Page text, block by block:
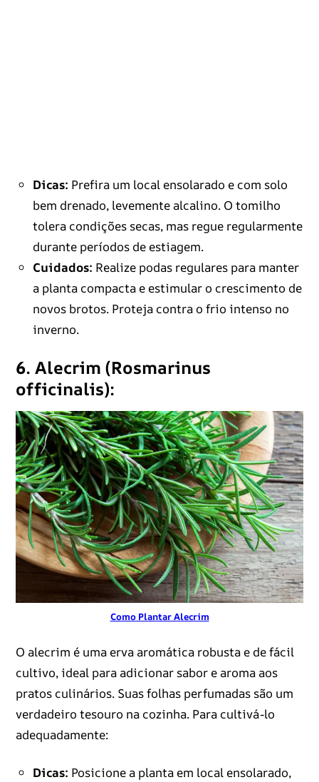
Dicas: Prefira um local ensolarado e com solo
bem drenado, levemente alcalino. O tomilho
tolera condições secas, mas regue regularmente
durante períodos de estiagem.
Cuidados: Realize podas regulares para manter
a planta compacta e estimular o crescimento de
novos brotos. Proteja contra o frio intenso no
inverno.
6. Alecrim (Rosmarinus
officinalis):
Como Plantar Alecrim
O alecrim é uma erva aromática robusta e de fácil
cultivo, ideal para adicionar sabor e aroma aos
pratos culinários. Suas folhas perfumadas são um
verdadeiro tesouro na cozinha. Para cultivá-lo
adequadamente:
Dicas: Posicione a planta em local ensolarado,